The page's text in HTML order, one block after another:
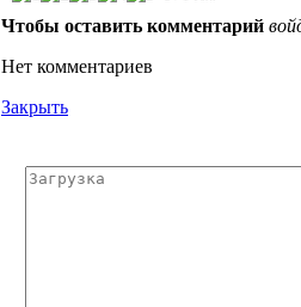
Чтобы оставить комментарий
Нет комментариев
Закрыть